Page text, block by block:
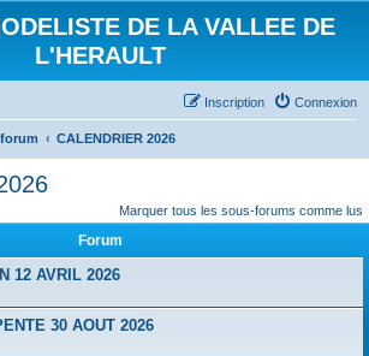
DE LA VALLEE DE
L'HERAULT
Connexion
Inscription
CALENDRIER 2026
Marquer tous les sous-forums comme lus
Forum
12 AVRIL 2026
30 AOUT 2026